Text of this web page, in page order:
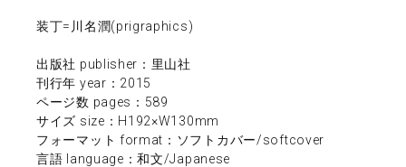
装丁=川名潤(prigraphics)
出版社 publisher：里山社
刊行年 year：2015
ページ数 pages：589
サイズ size：H192×W130mm
フォーマット format：ソフトカバー/softcover
言語 language：和文/Japanese